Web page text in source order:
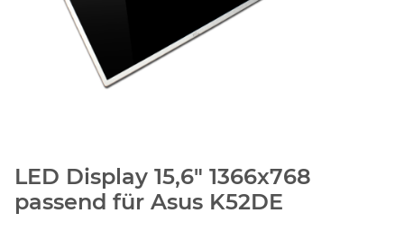
LED Display 15,6" 1366x768
passend für Asus K52DE